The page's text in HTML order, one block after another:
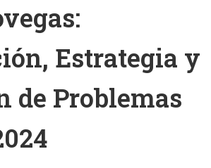
Estrategia y
de Problemas